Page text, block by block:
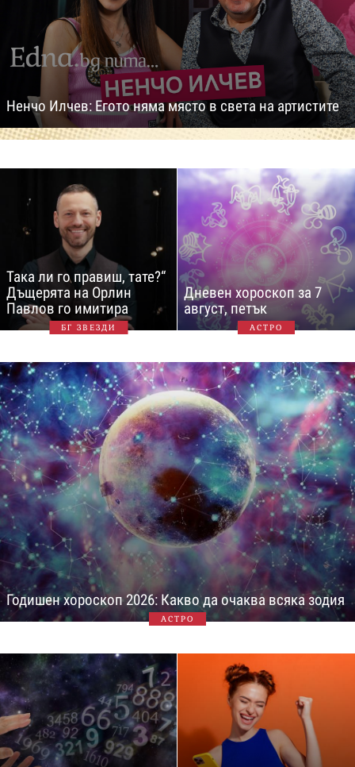
Ненчо Илчев: Егото няма място в света на артистите
Така ли го правиш, тате?“
Дъщерята на Орлин
Павлов го имитира
БГ ЗВЕЗДИ
Дневен хороскоп за 7
август, петък
АСТРО
Годишен хороскоп 2026: Какво да очаква всяка зодия
АСТРО